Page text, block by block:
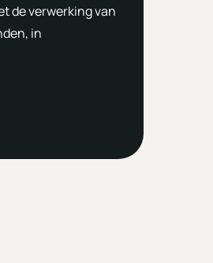
de verwerking van
in